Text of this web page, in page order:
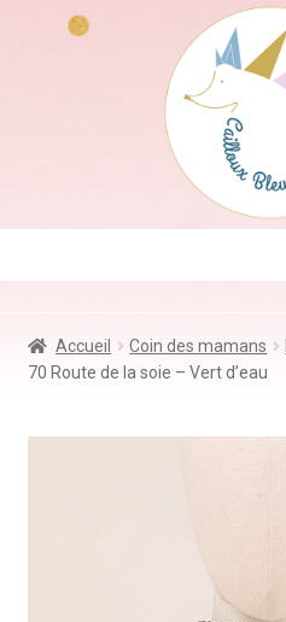
Jeux & Jouets
Accueil Coin des mamans
70 Route de la soie – Vert d’eau